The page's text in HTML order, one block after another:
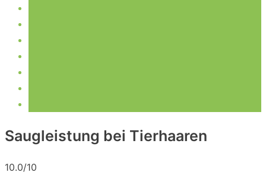
Saugleistung bei Tierhaaren
10.0/10